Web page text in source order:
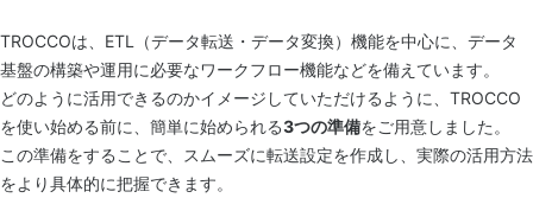
TROCCOは、ETL（データ転送・データ変換）機能を中心に、データ
基盤の構築や運用に必要なワークフロー機能などを備えています。
どのように活用できるのかイメージしていただけるように、TROCCO
を使い始める前に、簡単に始められる3つの準備をご用意しました。
この準備をすることで、スムーズに転送設定を作成し、実際の活用方法
をより具体的に把握できます。